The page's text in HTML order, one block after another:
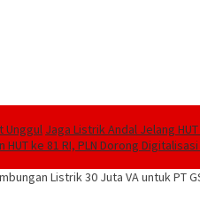
Unggul Jaga Listrik Andal Jelang
HUT ke 81 RI, PLN Dorong
Listrik 30 Juta VA untuk PT